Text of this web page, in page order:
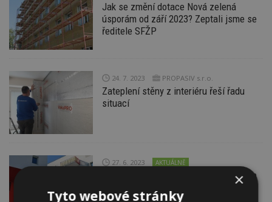
Jak se změní dotace Nová zelená
úsporám od září 2023? Zeptali jsme se
ředitele SFŽP
24. 7. 2023 PROPASIV s.r.o.
Zateplení stěny z interiéru řeší řadu
situací
27. 6. 2023 AKTUÁLNĚ
Dotační program Nová zelená úsporám
od září podpoří estetiku fasád budov
×
Tyto webové stránky